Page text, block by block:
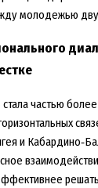
молодежью
частью
и